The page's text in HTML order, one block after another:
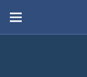
вмістуМеню